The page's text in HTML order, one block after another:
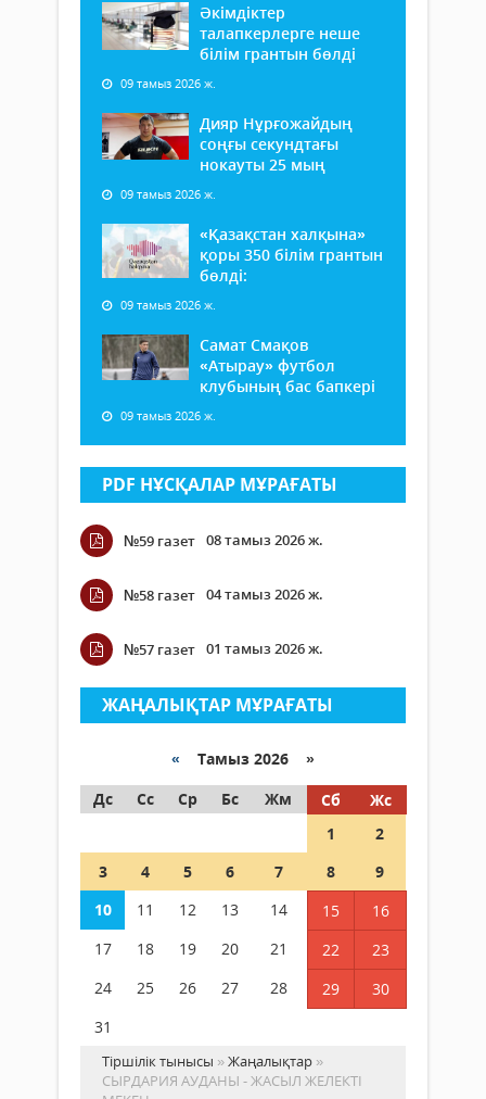
Әкімдіктер
талапкерлерге неше
білім грантын бөлді
09 тамыз 2026 ж.
Дияр Нұрғожайдың
соңғы секундтағы
нокауты 25 мың
09 тамыз 2026 ж.
«Қазақстан халқына»
қоры 350 білім грантын
бөлді:
09 тамыз 2026 ж.
Самат Смақов
«Атырау» футбол
клубының бас бапкері
09 тамыз 2026 ж.
PDF НҰСҚАЛАР МҰРАҒАТЫ
№59 газет 08 тамыз 2026 ж.
№58 газет 04 тамыз 2026 ж.
№57 газет 01 тамыз 2026 ж.
ЖАҢАЛЫҚТАР МҰРАҒАТЫ
« Тамыз 2026 »
Дс
Сс Ср Бс Жм Сб
Жс
1
2
3
4 5 6 7 8
9
10
11 12 13 14 15
16
17
18 19 20 21 22
23
24
25 26 27 28 29
30
31
Тіршілік тынысы »Жаңалықтар »
СЫРДАРИЯ АУДАНЫ - ЖАСЫЛ ЖЕЛЕКТІ